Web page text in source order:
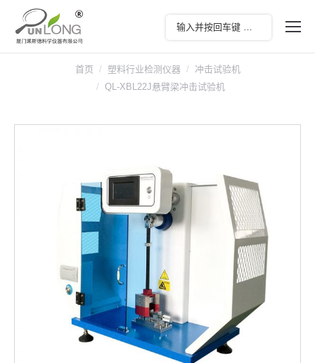
首页 塑料行业检测仪器
冲击试验机
QL-XBL22J悬臂梁冲击试验机